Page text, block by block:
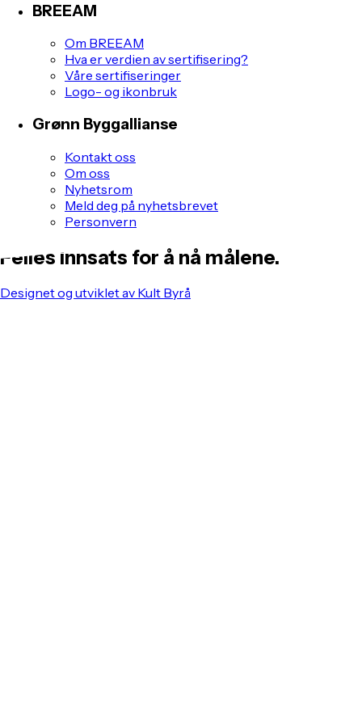
BREEAM
Om BREEAM
Hva er verdien av sertifisering?
Våre sertifiseringer
Logo- og ikonbruk
Grønn Byggallianse
Kontakt oss
Om oss
Nyhetsrom
Meld deg på nyhetsbrevet
Personvern
Felles innsats for å nå målene.
Designet og utviklet av Kult Byrå